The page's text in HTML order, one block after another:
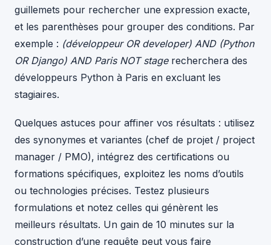
guillemets pour rechercher une expression exacte,
et les parenthèses pour grouper des conditions. Par
exemple : (développeur OR developer) AND (Python
OR Django) AND Paris NOT stagerecherchera des
développeurs Python à Paris en excluant les
stagiaires.
Quelques astuces pour affiner vos résultats : utilisez
des synonymes et variantes (chef de projet / project
manager / PMO), intégrez des certifications ou
formations spécifiques, exploitez les noms d’outils
ou technologies précises. Testez plusieurs
formulations et notez celles qui génèrent les
meilleurs résultats. Un gain de 10 minutes sur la
construction d’une requête peut vous faire